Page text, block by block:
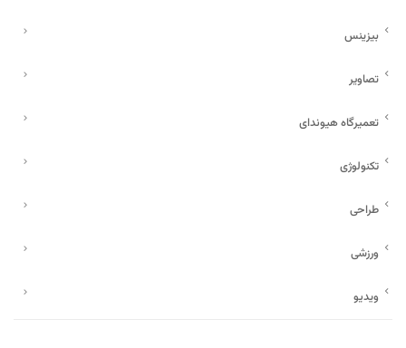
بیزینس
تصاویر
تعمیرگاه هیوندای
تکنولوژی
طراحی
ورزشی
ویدیو